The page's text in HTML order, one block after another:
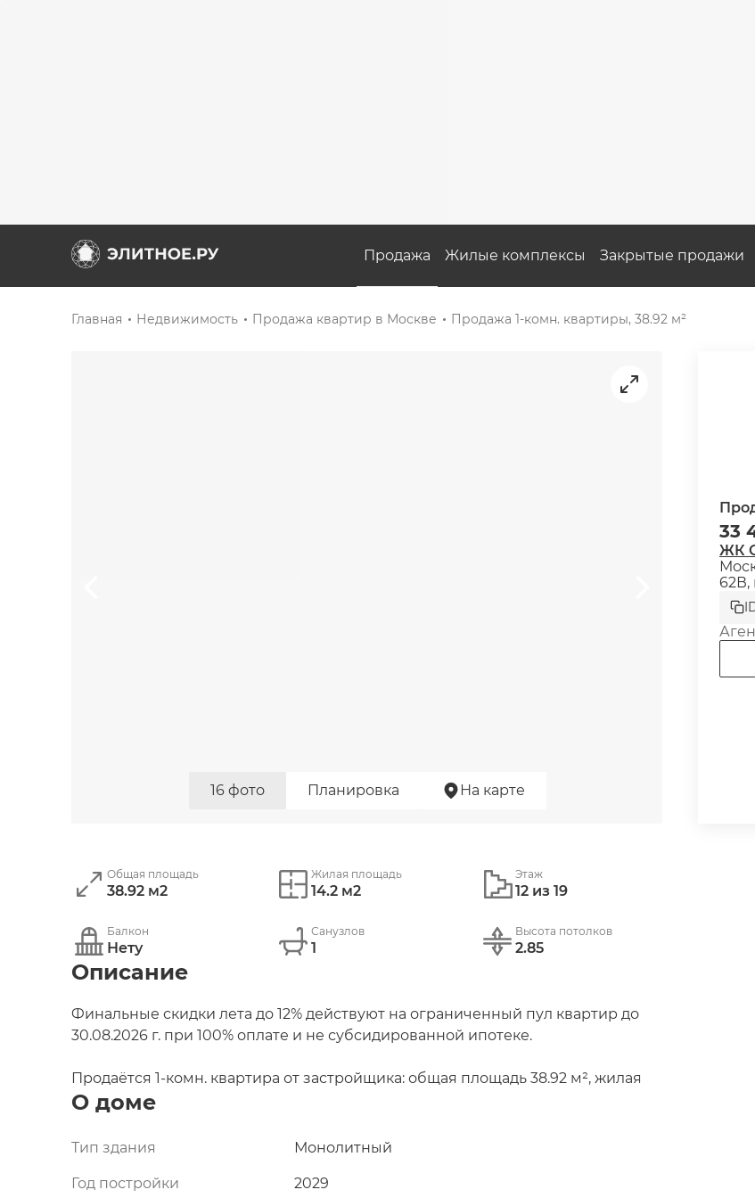
Продажа Жилые комплексы Закрытые продажи
Главная Недвижимость Продажа квартир в Москве Продажа 1-комн. квартиры, 38.92 м²
16 фото Планировка На карте
33
ЖК
62В,
Общая площадь
38.92 м2
Жилая площадь
14.2 м2
Этаж
12 из 19
Балкон
Нету
Санузлов
1
Высота потолков
2.85
Описание
Финальные скидки лета до 12% действуют на ограниченный пул квартир до
30.08.2026 г. при 100% оплате и не субсидированной ипотеке.
Продаётся 1-комн. квартира от застройщика: общая площадь 38.92 м², жилая
14.20 м², кухня 18.20 м², 12-й этаж, жилой квартал «Остров 14», корпус 1 (секция
1 совмещенный санузел.
Квартира расположена в Доходном доме, целиком состоящем из лотов для
О доме
Тип здания Монолитный
Год постройки 2029